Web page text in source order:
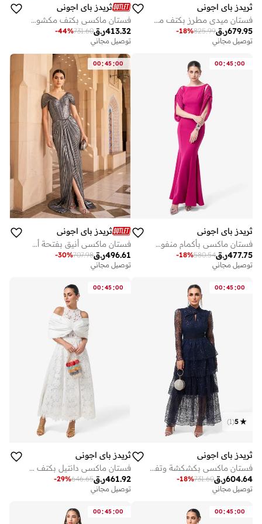
ثريدز باي اجوني
فستان ميدي مطرز بكتف مكشوف
ر.ق679.95
825.99
-18%
توصيل مجاني
ثريدز باي اجوني
فستان ماكسي بكتف مكشوف مزين بالخرز
ر.ق413.32
731.60
-44%
توصيل مجاني
00:45:00
ثريدز باي اجوني
فستان ماكسي بأكمام منفوشة بفتحات
ر.ق477.75
580.54
-18%
توصيل مجاني
00:45:00
ثريدز باي اجوني
فستان ماكسي أنيق بفتحة أمامية
ر.ق496.61
707.98
-30%
توصيل مجاني
00:45:00
5
(
1
)
ثريدز باي اجوني
فستان ماكسي بكشكشة وتفاصيل دانتيل
ر.ق604.64
731.60
-18%
توصيل مجاني
00:45:00
ثريدز باي اجوني
فستان ماكسي دانتيل بكتف مكشوف
ر.ق461.92
646.65
-29%
توصيل مجاني
00:45:00
00:45:00